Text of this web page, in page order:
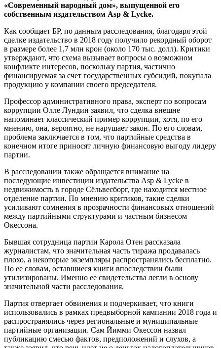
«Современный народный дом», выпущенной его
собственным издательством Asp & Lycke.
Как сообщает БР, по данным расследования, благодаря этой
сделке издательство в 2018 году получило рекордный оборот
в размере более 1,7 млн крон (около 170 тыс. долл). Критики
утверждают, что схема вызывает вопросы о возможном
конфликте интересов, поскольку партия, частично
финансируемая за счет государственных субсидий, покупала
продукцию у компании своего председателя.
Профессор административного права, эксперт по вопросам
коррупции Олле Лундин заявил, что сделка внешне
напоминает классический пример коррупции, хотя, по его
мнению, она, вероятно, не нарушает закон. По его словам,
проблема заключается в том, что партийные средства в
конечном итоге приносят личную финансовую выгоду лидеру
партии.
В расследовании также обращается внимание на
последующие инвестиции издательства Asp & Lycke в
недвижимость в городе Сёльвесборг, где находится местное
отделение партии. По мнению критиков, такие сделки
усиливают сомнения в прозрачности финансовых отношений
между партийными структурами и частным бизнесом
Окессона.
Бывшая сотрудница партии Карола Отен рассказала
журналистам, что значительная часть тиража продавалась
плохо, а некоторые экземпляры распространялись бесплатно.
По ее словам, оставшиеся книги впоследствии были
утилизированы. Именно ее свидетельства легли в основу
значительной части расследования.
Партия отвергает обвинения и подчеркивает, что книги
использовались в рамках предвыборной кампании 2018 года и
распространялись через региональные и муниципальные
партийные организации. Сам Йимми Окессон назвал
публикацию смесью фактов, предположений и слухов, а